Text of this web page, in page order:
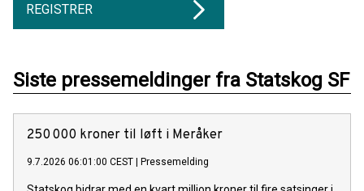
REGISTRER
Siste pressemeldinger fra Statskog SF
250 000 kroner til løft i Meråker
9.7.2026 06:01:00 CEST | Pressemelding